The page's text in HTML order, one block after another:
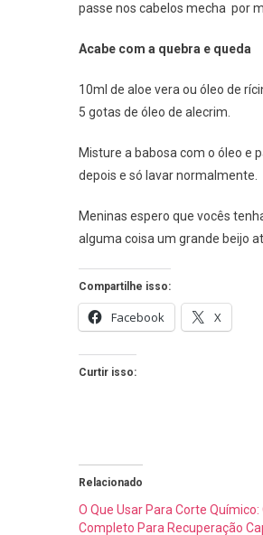
passe nos cabelos mecha por
Acabe com a quebra e queda
10ml de aloe vera ou óleo de
5 gotas de óleo de alecrim.
Misture a babosa com o óleo e
depois e só lavar normalmente.
Meninas espero que vocês
alguma coisa um grande beijo
Compartilhe isso:
Facebook X
Curtir isso:
Relacionado
O Que Usar Para Corte Químico:
Completo Para Recuperação